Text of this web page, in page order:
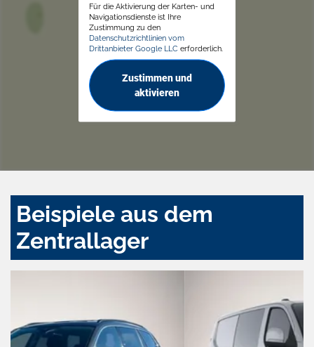
Für die Aktivierung der Karten- und
Navigationsdienste ist Ihre
Zustimmung zu den
Datenschutzrichtlinien vom
Drittanbieter Google LLC erforderlich.
Zustimmen und
aktivieren
Beispiele aus dem
Zentrallager